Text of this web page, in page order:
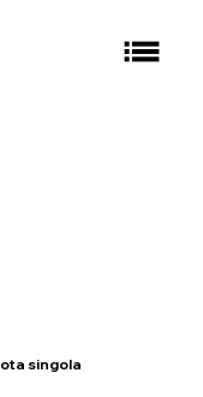
singola